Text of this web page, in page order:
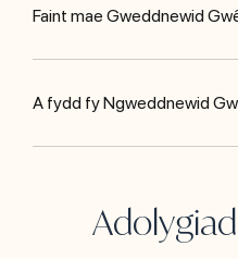
Faint mae Gweddnewid
A fydd fy Ngweddnewid